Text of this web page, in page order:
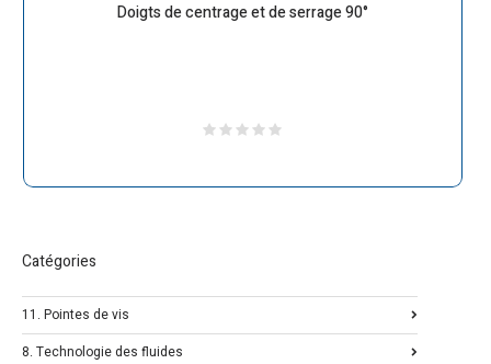
Doigts de centrage et de serrage 90°
Catégories
11. Pointes de vis
8. Technologie des fluides